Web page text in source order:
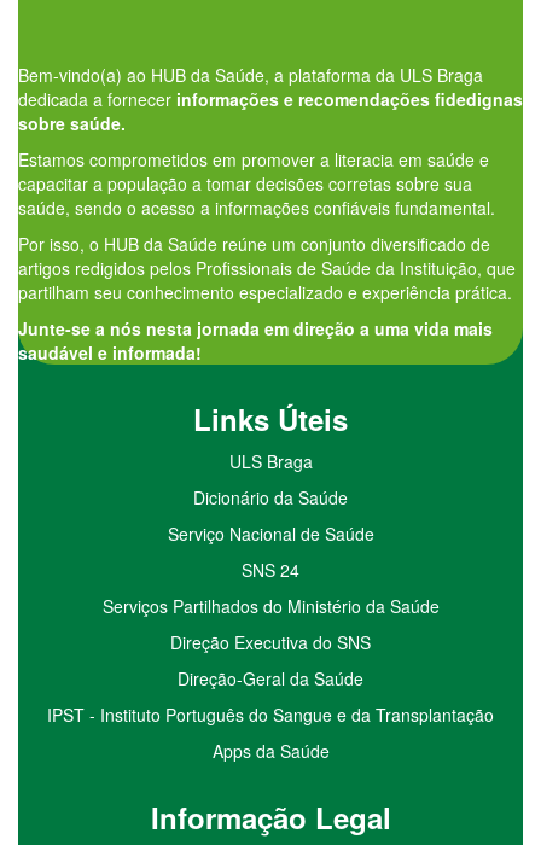
Bem-vindo(a) ao HUB da Saúde, a plataforma da ULS Braga
dedicada a fornecer informações e recomendações fidedignas
sobre saúde.
Estamos comprometidos em promover a literacia em saúde e
capacitar a população a tomar decisões corretas sobre sua
saúde, sendo o acesso a informações confiáveis fundamental.
Por isso, o HUB da Saúde reúne um conjunto diversificado de
artigos redigidos pelos Profissionais de Saúde da Instituição, que
partilham seu conhecimento especializado e experiência prática.
Junte-se a nós nesta jornada em direção a uma vida mais
saudável e informada!
Links Úteis
ULS Braga
Dicionário da Saúde
Serviço Nacional de Saúde
SNS 24
Serviços Partilhados do Ministério da Saúde
Direção Executiva do SNS
Direção-Geral da Saúde
IPST - Instituto Português do Sangue e da Transplantação
Apps da Saúde
Informação Legal